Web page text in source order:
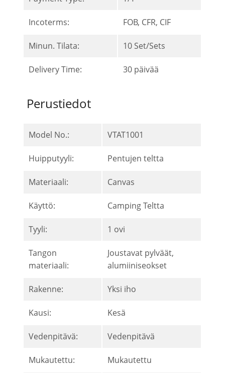
Incoterms: FOB, CFR, CIF
Minun. Tilata: 10 Set/Sets
Delivery Time: 30 päivää
Perustiedot
Model No.: VTAT1001
Huipputyyli: Pentujen teltta
Materiaali: Canvas
Käyttö: Camping Teltta
Tyyli: 1 ovi
Tangon
materiaali:
Joustavat pylväät,
alumiiniseokset
Rakenne: Yksi iho
Kausi: Kesä
Vedenpitävä: Vedenpitävä
Mukautettu: Mukautettu